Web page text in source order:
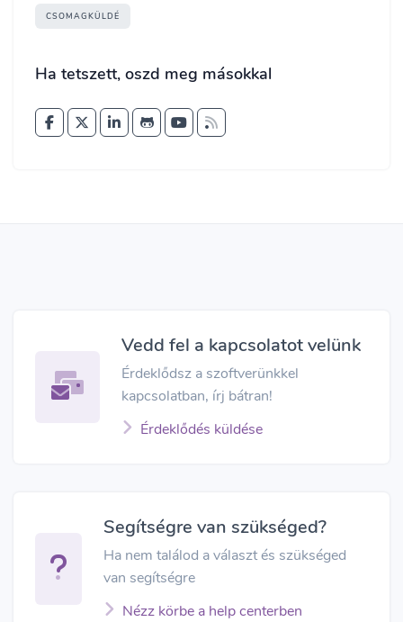
CSOMAGKÜLDÉ
Ha tetszett, oszd meg másokkal
Vedd fel a kapcsolatot velünk
Érdeklődsz a szoftverünkkel
kapcsolatban, írj bátran!
Érdeklődés küldése
Segítségre van szükséged?
Ha nem találod a választ és szükséged
van segítségre
Nézz körbe a help centerben